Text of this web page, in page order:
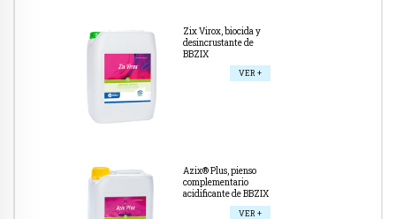
Zix Virox, biocida y
desincrustante de
BBZIX
VER +
Azix® Plus, pienso
complementario
acidificante de BBZIX
VER +